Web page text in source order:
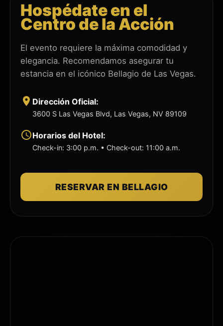
Ruben Espinoza, Immigration
Rafael Quezada, EA
Abikarram, EA
David Pérez, EA
Lucius C. Davis III & Franchise Tax
Board
Hospédate en el
Centro de la Acción
El evento requiere la máxima comodidad y
elegancia. Recomendamos asegurar tu
estancia en el icónico Bellagio de Las Vegas.
Dirección Oficial:
3600 S Las Vegas Blvd, Las Vegas, NV 89109
Horarios del Hotel:
Check-in: 3:00 p.m. • Check-out: 11:00 a.m.
RESERVAR EN BELLAGIO